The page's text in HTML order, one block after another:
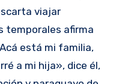
viajar
temporales afirma
está mi familia,
a mi hija», dice él,